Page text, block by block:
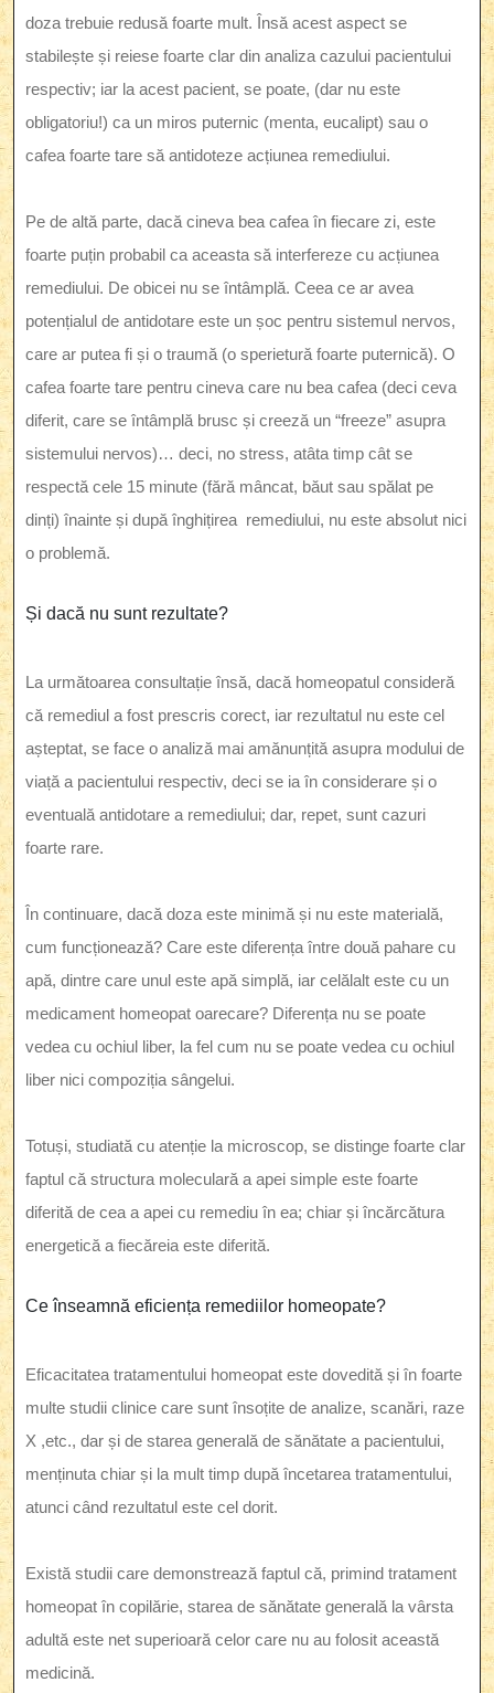
doza trebuie redusă foarte mult. Însă acest aspect se
stabilește și reiese foarte clar din analiza cazului pacientului
respectiv; iar la acest pacient, se poate, (dar nu este
obligatoriu!) ca un miros puternic (menta, eucalipt) sau o
cafea foarte tare să antidoteze acțiunea remediului.
Pe de altă parte, dacă cineva bea cafea în fiecare zi, este
foarte puțin probabil ca aceasta să interfereze cu acțiunea
remediului. De obicei nu se întâmplă. Ceea ce ar avea
potențialul de antidotare este un șoc pentru sistemul nervos,
care ar putea fi și o traumă (o sperietură foarte puternică). O
cafea foarte tare pentru cineva care nu bea cafea (deci ceva
diferit, care se întâmplă brusc și creeză un “freeze” asupra
sistemului nervos)… deci, no stress, atâta timp cât se
respectă cele 15 minute (fără mâncat, băut sau spălat pe
dinți) înainte și după înghițirea remediului, nu este absolut nici
o problemă.
Și dacă nu sunt rezultate?
La următoarea consultație însă, dacă homeopatul consideră
că remediul a fost prescris corect, iar rezultatul nu este cel
așteptat, se face o analiză mai amănunțită asupra modului de
viață a pacientului respectiv, deci se ia în considerare și o
eventuală antidotare a remediului; dar, repet, sunt cazuri
foarte rare.
În continuare, dacă doza este minimă și nu este materială,
cum funcționează? Care este diferența între două pahare cu
apă, dintre care unul este apă simplă, iar celălalt este cu un
medicament homeopat oarecare? Diferența nu se poate
vedea cu ochiul liber, la fel cum nu se poate vedea cu ochiul
liber nici compoziția sângelui.
Totuși, studiată cu atenție la microscop, se distinge foarte clar
faptul că structura moleculară a apei simple este foarte
diferită de cea a apei cu remediu în ea; chiar și încărcătura
energetică a fiecăreia este diferită.
Ce înseamnă eficiența remediilor homeopate?
Eficacitatea tratamentului homeopat este dovedită și în foarte
multe studii clinice care sunt însoțite de analize, scanări, raze
X ,etc., dar și de starea generală de sănătate a pacientului,
menținuta chiar și la mult timp după încetarea tratamentului,
atunci când rezultatul este cel dorit.
Există studii care demonstrează faptul că, primind tratament
homeopat în copilărie, starea de sănătate generală la vârsta
adultă este net superioară celor care nu au folosit această
medicină.